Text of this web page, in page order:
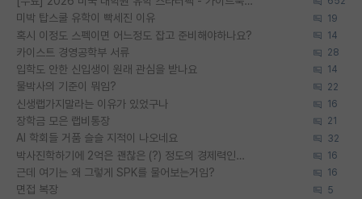
미박 탑스쿨 유학이 빡세진 이유 19
혹시 이정도 스펙이면 어느정도 잡고 준비해야하나요? 14
카이스트 경영공학부 서류 28
입학도 안한 신입생이 원래 관심을 받나요 14
물박사의 기준이 뭐임? 22
신생랩가지말라는 이유가 있었구나 16
장학금 모은 랩비통장 21
AI 학회들 거품 슬슬 지적이 나오네요 32
박사진학하기에 2억은 괜찮은 (?) 정도의 경제력인가요 16
근데 여기는 왜 그렇게 SPK를 물어보는거임? 16
면접 복장 5